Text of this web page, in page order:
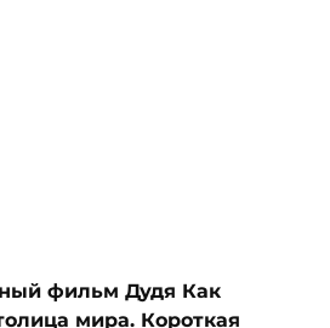
фильм Дудя Как
мира. Короткая